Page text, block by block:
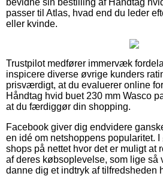
passer til Atlas, hvad end du leder
eller kvinde.
Trustpilot medfører immervæk
inspicere diverse øvrige kunders
prisværdigt, at du evaluerer online
Håndtag hvid buet 230 mm Wasco
at du færdiggør din shopping.
Facebook giver dig endvidere
en idé om netshoppens popularitet.
shops på nettet hvor det er muligt at
af deres købsoplevelse, som lige så
danne dig et indtryk af tilfredsheden